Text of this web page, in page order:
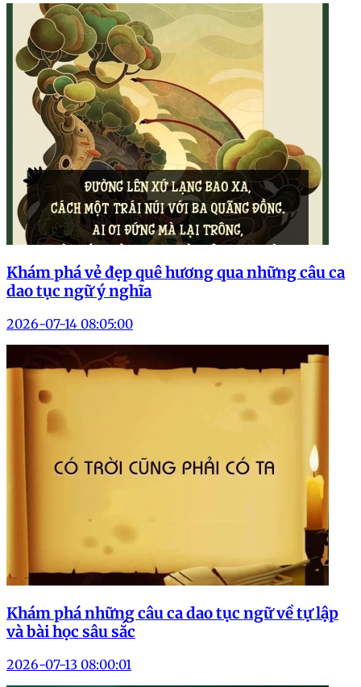
Khám phá vẻ đẹp quê hương qua những câu ca
dao tục ngữ ý nghĩa
2026-07-14 08:05:00
Khám phá những câu ca dao tục ngữ về tự lập
và bài học sâu sắc
2026-07-13 08:00:01